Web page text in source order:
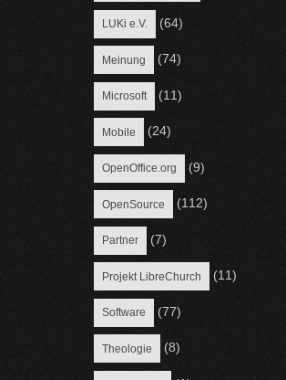
LUKi e.V. (64)
Meinung (74)
Microsoft (11)
Mobile (24)
OpenOffice.org (9)
OpenSource (112)
Partner (7)
Projekt LibreChurch (11)
Software (77)
Theologie (8)